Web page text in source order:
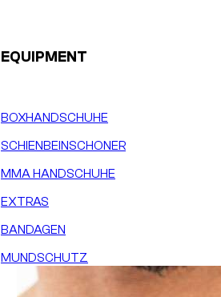
EQUIPMENT
BOXHANDSCHUHE
SCHIENBEINSCHONER
MMA HANDSCHUHE
EXTRAS
BANDAGEN
MUNDSCHUTZ